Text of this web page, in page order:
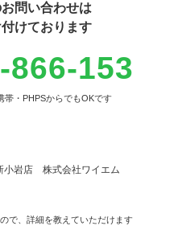
問い合わせは
けております
866-153
帯・PHPSからでもOKです
岩店 株式会社ワイエム
で、詳細を教えていただけます